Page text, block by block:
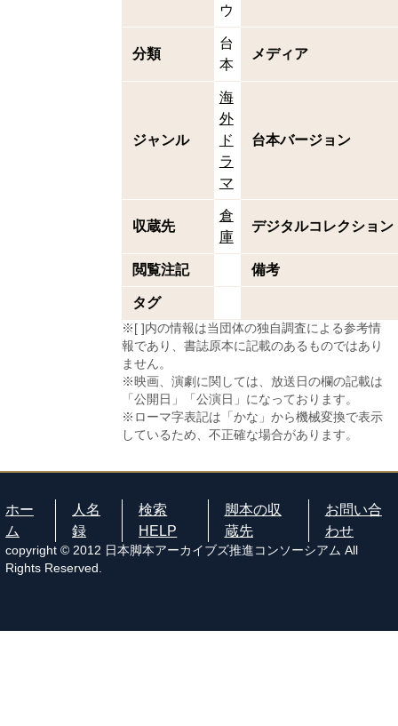
ウ
分類
台
本
メディア
ジャンル
海
外
ド
ラ
マ
台本バージョン
収蔵先
倉
庫
デジタルコレクション
閲覧注記 備考
タグ
※[ ]内の情報は当団体の独自調査による参考情
報であり、書誌原本に記載のあるものではあり
ません。
※映画、演劇に関しては、放送日の欄の記載は
「公開日」「公演日」になっております。
※ローマ字表記は「かな」から機械変換で表示
しているため、不正確な場合があります。
ホー
ム
人名
録
検索
HELP
脚本の収
蔵先
お問い合
わせ
copyright © 2012 日本脚本アーカイブズ推進コンソーシアム All
Rights Reserved.